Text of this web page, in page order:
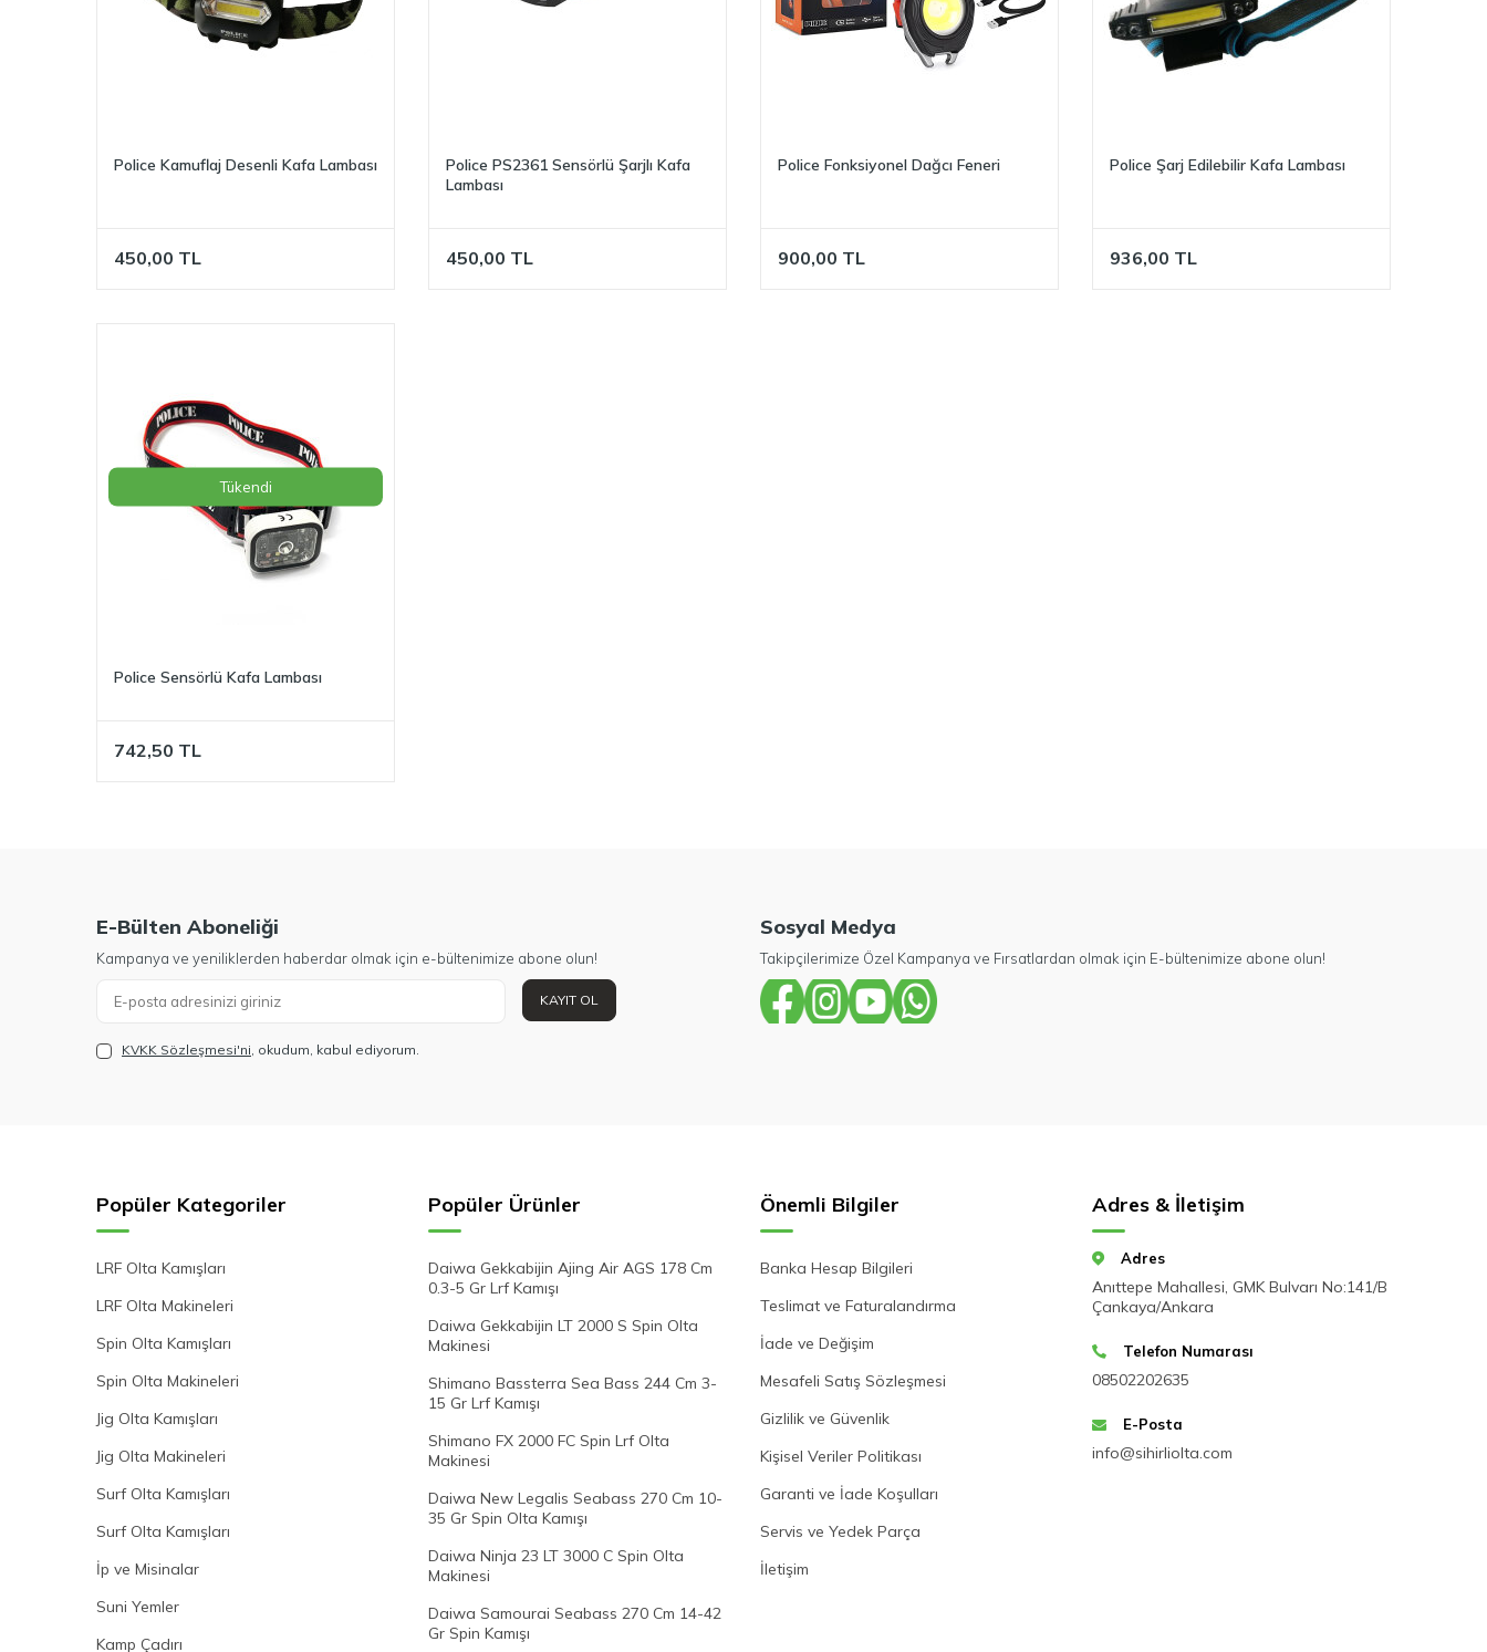
Police Kamuflaj Desenli Kafa Lambası
450,00 TL
Police PS2361 Sensörlü Şarjlı Kafa
Lambası
450,00 TL
Police Fonksiyonel Dağcı Feneri
900,00 TL
Police Şarj Edilebilir Kafa Lambası
936,00 TL
Tükendi
Police Sensörlü Kafa Lambası
742,50 TL
E-Bülten Aboneliği
Kampanya ve yeniliklerden haberdar olmak için e-bültenimize abone olun!
KAYIT OL
KVKK Sözleşmesi'ni , okudum, kabul ediyorum.
Sosyal Medya
Takipçilerimize Özel Kampanya ve Fırsatlardan olmak için E-bültenimize abone olun!
Popüler Kategoriler
LRF Olta Kamışları
LRF Olta Makineleri
Spin Olta Kamışları
Spin Olta Makineleri
Jig Olta Kamışları
Jig Olta Makineleri
Surf Olta Kamışları
Surf Olta Kamışları
İp ve Misinalar
Suni Yemler
Kamp Çadırı
Popüler Ürünler
Daiwa Gekkabijin Ajing Air AGS 178 Cm
0.3-5 Gr Lrf Kamışı
Daiwa Gekkabijin LT 2000 S Spin Olta
Makinesi
Shimano Bassterra Sea Bass 244 Cm 3-
15 Gr Lrf Kamışı
Shimano FX 2000 FC Spin Lrf Olta
Makinesi
Daiwa New Legalis Seabass 270 Cm 10-
35 Gr Spin Olta Kamışı
Daiwa Ninja 23 LT 3000 C Spin Olta
Makinesi
Daiwa Samourai Seabass 270 Cm 14-42
Gr Spin Kamışı
Önemli Bilgiler
Banka Hesap Bilgileri
Teslimat ve Faturalandırma
İade ve Değişim
Mesafeli Satış Sözleşmesi
Gizlilik ve Güvenlik
Kişisel Veriler Politikası
Garanti ve İade Koşulları
Servis ve Yedek Parça
İletişim
Adres & İletişim
Adres
Anıttepe Mahallesi, GMK Bulvarı No:141/B
Çankaya/Ankara
Telefon Numarası
08502202635
E-Posta
info@sihirliolta.com